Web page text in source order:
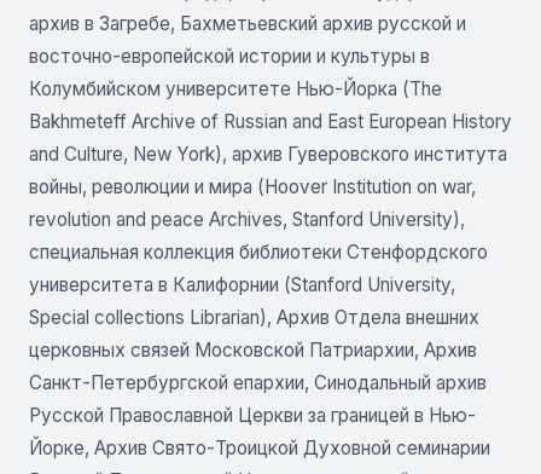
архив в Загребе, Бахметьевский архив русской и
восточно-европейской истории и культуры в
Колумбийском университете Нью-Йорка (The
Bakhmeteff Archive of Russian and East European History
and Culture, New York), архив Гуверовского института
войны, революции и мира (Hoover Institution on war,
revolution and peace Archives, Stanford University),
специальная коллекция библиотеки Стенфордского
университета в Калифорнии (Stanford University,
Special collections Librarian), Архив Отдела внешних
церковных связей Московской Патриархии, Архив
Санкт-Петербургской епархии, Синодальный архив
Русской Православной Церкви за границей в Нью-
Йорке, Архив Свято-Троицкой Духовной семинарии